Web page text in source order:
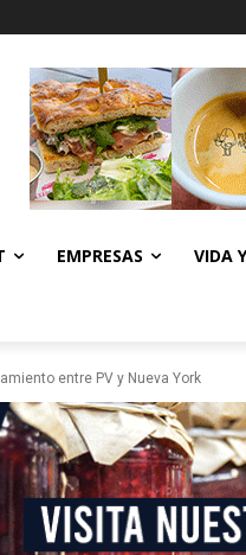
EMPRESAS VIDA
entre PV y Nueva York